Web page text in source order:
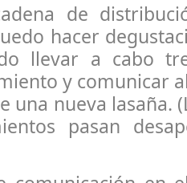
de
hacer
llevar a cabo
y comunicar
una nueva lasaña.
pasan